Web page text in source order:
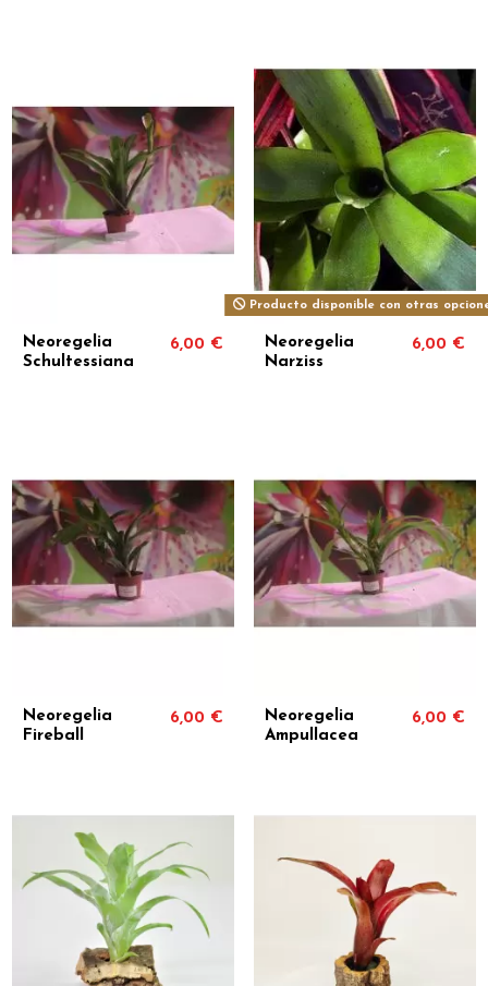
Neoregelia
Schultessiana
6,00 €
Producto disponible con otras
Neoregelia
Narziss
6,00 €
Neoregelia
Fireball
6,00 €
Neoregelia
Ampullacea
6,00 €